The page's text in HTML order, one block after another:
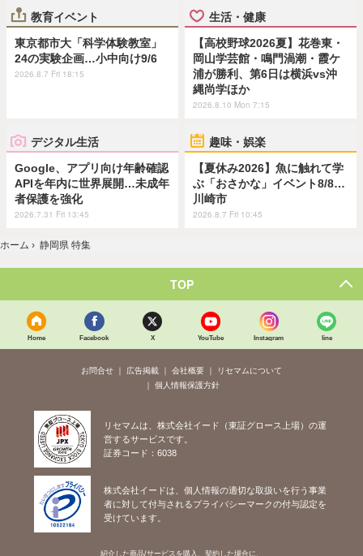
教育イベント
東京都市大「科学体験教室」
24の実験企画…小中向け9/6
2026.8.7 Fri 18:15
生活・健康
【高校野球2026夏】花巻東・
岡山学芸館・鳴門渦潮・霞ケ
浦が勝利、第6日は横浜vs沖
縄尚学ほか
2026.8.10 Mon 7:15
デジタル生活
Google、アプリ向け年齢確認
APIを年内に世界展開…未成年
者保護を強化
2026.7.31 Fri 13:45
趣味・娯楽
【夏休み2026】魚に触れて学
ぶ「おさかな」イベント8/8…
川崎市
2026.8.7 Fri 10:45
ホーム › 静岡県 特集
TOP
Home Facebook X YouTube Instagram line
お問合せ 広告掲載 会社概要
リセマムについて
個人情報保護方針
リセマムは、株式会社イード（東証グロース上場）の運
営するサービスです。
証券コード：6038
株式会社イードは、個人情報の適切な取扱いを行う事業
者に対して付与されるプライバシーマークの付与認定を
受けています。
紹介した商品/サービスを購入、契約した場合に、